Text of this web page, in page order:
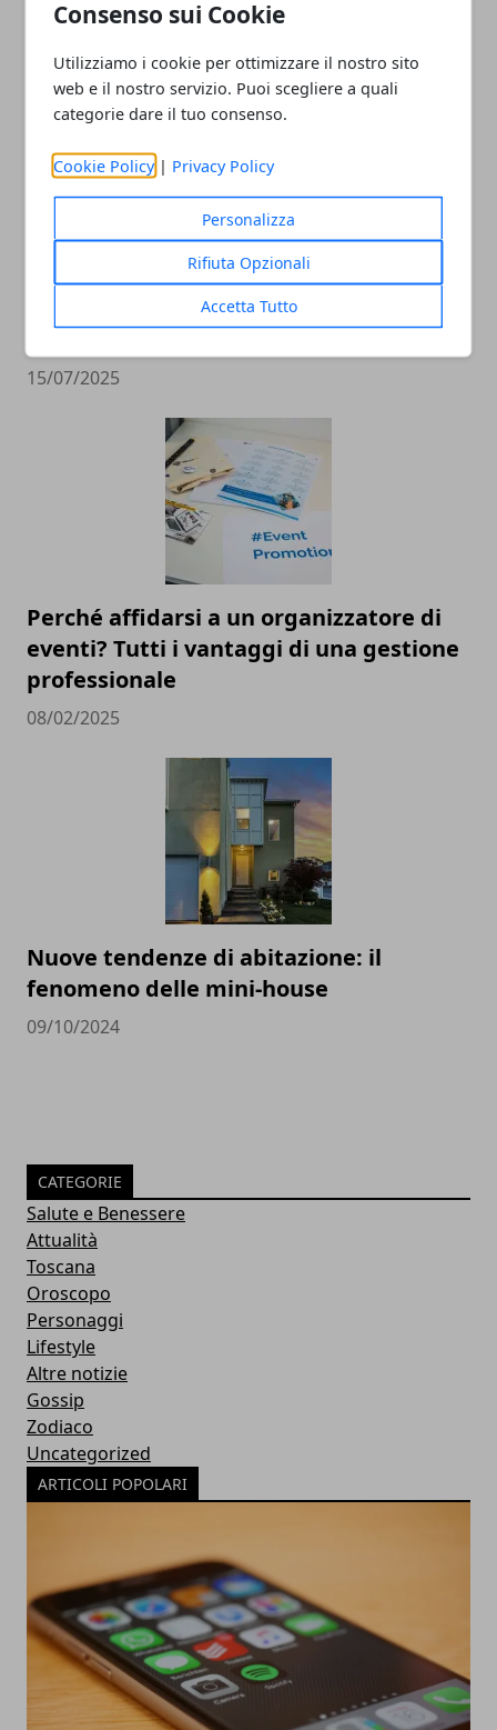
Consenso sui Cookie
Utilizziamo i cookie per ottimizzare il nostro sito
web e il nostro servizio. Puoi scegliere a quali
categorie dare il tuo consenso.
Cookie Policy | Privacy Policy
Personalizza
Rifiuta Opzionali
Accetta Tutto
ARTICOLI CORRELATI
Movida in Italia: quali sono le città più
15/07/2025
Perché affidarsi a un organizzatore di
eventi? Tutti i vantaggi di una gestione
professionale
08/02/2025
Nuove tendenze di abitazione: il
fenomeno delle mini-house
09/10/2024
CATEGORIE
Salute e Benessere
Attualità
Toscana
Oroscopo
Personaggi
Lifestyle
Altre notizie
Gossip
Zodiaco
Uncategorized
ARTICOLI POPOLARI